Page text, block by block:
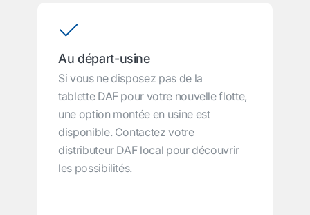
Au départ-usine
Si vous ne disposez pas de la
tablette DAF pour votre nouvelle flotte,
une option montée en usine est
disponible. Contactez votre
distributeur DAF local pour découvrir
les possibilités.